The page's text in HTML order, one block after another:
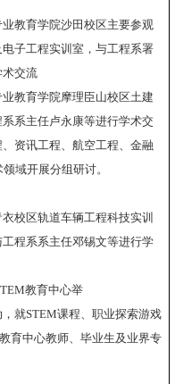
教育学院沙田校区主要参观
子工程实训室，与工程系署
术交流
教育学院摩理臣山校区土建
系主任卢永康等进行学术交
资讯工程、航空工程、金融
领域开展分组研讨。
校区轨道车辆工程科技实训
程系系主任邓锡文等进行学
教育中心举
，就STEM课程、职业探索游戏
教育中心教师、毕业生及业界专